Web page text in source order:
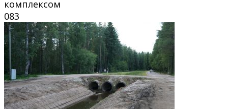
комплексом
083